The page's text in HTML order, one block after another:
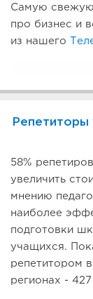
Самую
про бизнес и
из нашего
Репетиторы
58%
увеличить
мнению
наиболее
подготовки
учащихся.
репетитором
регионах -